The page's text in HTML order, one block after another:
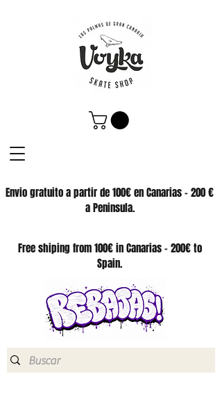
Envio gratuito a partir de 100€ en Canarias - 200 €
a Peninsula.
SKATE SHOP
Free shiping from 100€ in Canarias - 200€ to
Spain.